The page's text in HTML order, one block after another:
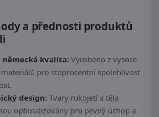
a přednosti produktů
německá kvalita:Vyrobeno z vysoce
pro stoprocentní spolehlivost
design: Tvary rukojetí a těla
optimalizovány pro pevný úchop a